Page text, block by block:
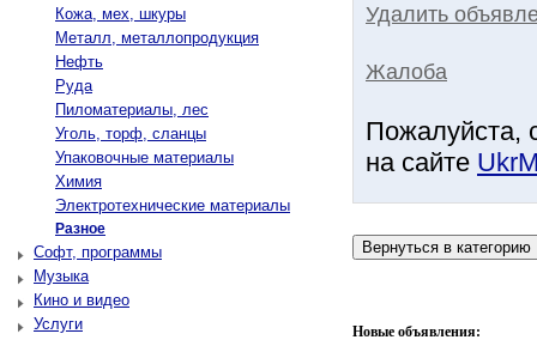
Кожа, мех, шкуры
Металл, металлопродукция
Нефть
Руда
Пиломатериалы, лес
Уголь, торф, сланцы
Упаковочные материалы
Химия
Электротехнические материалы
Разное
Софт, программы
Музыка
Кино и видео
Услуги
Удалить
Жалоба
Пожалуйста,
на сайте
Новые объявления: